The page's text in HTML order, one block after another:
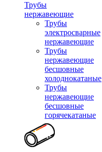
Трубы
нержавеющие
Трубы
электросварные
нержавеющие
Трубы
нержавеющие
бесшовные
холоднокатаные
Трубы
нержавеющие
бесшовные
горячекатаные